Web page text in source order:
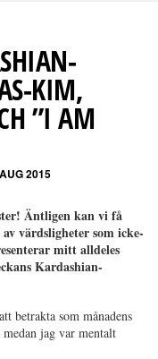
KIM,
”I AM
2015
Äntligen kan vi få
värdsligheter som icke-
mitt alldeles
Kardashian-
betrakta som månadens
jag var mentalt